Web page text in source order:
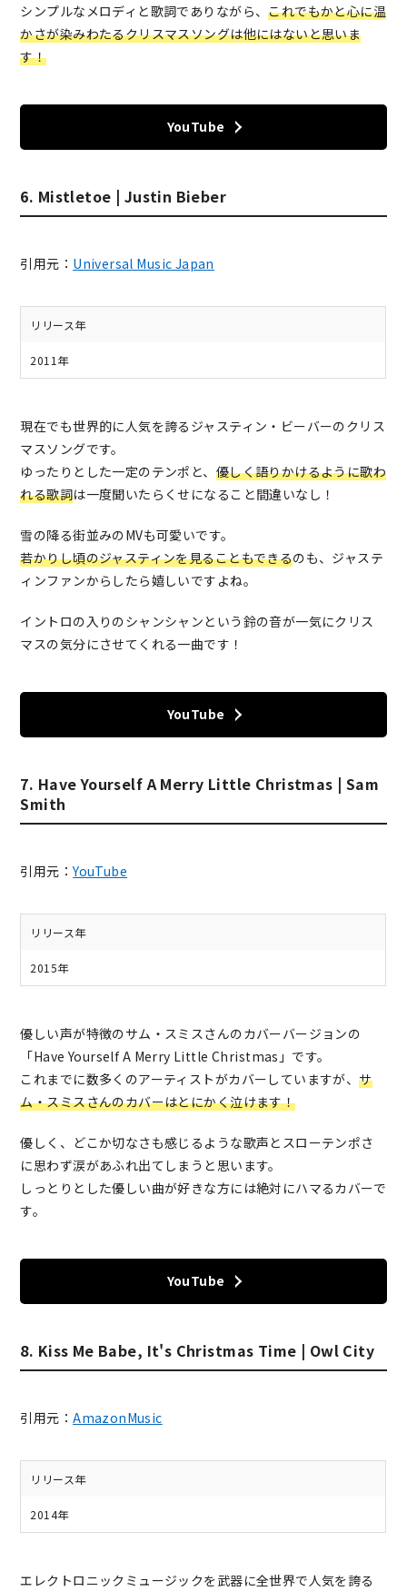
シンプルなメロディと歌詞でありながら、これでもかと心に温
かさが染みわたるクリスマスソングは他にはないと思いま
す！
YouTube
6. Mistletoe | Justin Bieber
引用元： Universal Music Japan
リリース年
2011年
現在でも世界的に人気を誇るジャスティン・ビーバーのクリス
マスソングです。
ゆったりとした一定のテンポと、 優しく語りかけるように歌わ
れる歌詞は一度聞いたらくせになること間違いなし！
雪の降る街並みのMVも可愛いです。
若かりし頃のジャスティンを見ることもできるのも、ジャステ
ィンファンからしたら嬉しいですよね。
イントロの入りのシャンシャンという鈴の音が一気にクリス
マスの気分にさせてくれる一曲です！
YouTube
7. Have Yourself A Merry Little Christmas | Sam
Smith
引用元：YouTube
リリース年
2015年
優しい声が特徴のサム・スミスさんのカバーバージョンの
「Have Yourself A Merry Little Christmas」です。
これまでに数多くのアーティストがカバーしていますが、サ
ム・スミスさんのカバーはとにかく泣けます！
優しく、どこか切なさも感じるような歌声とスローテンポさ
に思わず涙があふれ出てしまうと思います。
しっとりとした優しい曲が好きな方には絶対にハマるカバーで
す。
YouTube
8. Kiss Me Babe, It's Christmas Time | Owl City
引用元：AmazonMusic
リリース年
2014年
エレクトロニックミュージックを武器に全世界で人気を誇る